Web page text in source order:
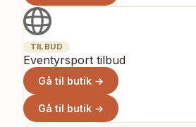
TILBUD
Eventyrsport tilbud
Gå til butik →
Gå til butik →